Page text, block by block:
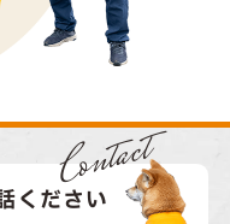
Contact
ください